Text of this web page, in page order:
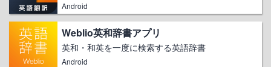
Android
Weblio英和辞書アプリ
英和・和英を一度に検索する英語辞書
Android